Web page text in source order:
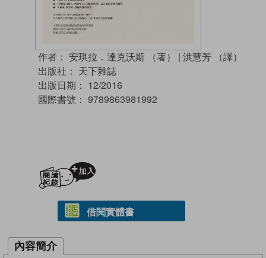
作者： 安琪拉．達克沃斯 （著） | 洪慧芳 （譯）
出版社： 天下雜誌
出版日期： 12/2016
國際書號： 9789863981992
借閱實體書
內容簡介